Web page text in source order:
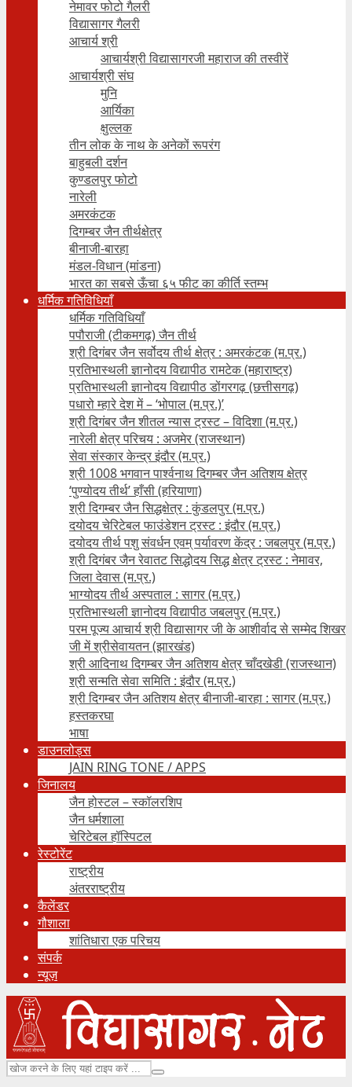
नेमावर फोटो गैलरी
विद्यासागर गैलरी
आचार्य श्री
आचार्यश्री विद्यासागरजी महाराज की तस्वीरें
आचार्यश्री संघ
मुनि
आर्यिका
क्षुल्लक
तीन लोक के नाथ के अनेकों रूपरंग
बाहुबली दर्शन
कुण्डलपुर फोटो
नारेली
अमरकंटक
दिगम्बर जैन तीर्थक्षेत्र
बीनाजी-बारहा
मंडल-विधान (मांडना)
भारत का सबसे ऊँचा ६५ फीट का कीर्ति स्तम्भ
धर्मिक गतिविधियाँ
धर्मिक गतिविधियाँ
पपौराजी (टीकमगढ़) जैन तीर्थ
श्री दिगंबर जैन सर्वोदय तीर्थ क्षेत्र : अमरकंटक (म.प्र.)
प्रतिभास्थली ज्ञानोदय विद्यापीठ रामटेक (महाराष्ट्र)
प्रतिभास्थली ज्ञानोदय विद्यापीठ डोंगरगढ़ (छत्तीसगढ़)
पधारो म्हारे देश में – ‘भोपाल (म.प्र.)’
श्री दिगंबर जैन शीतल न्यास ट्रस्ट – विदिशा (म.प्र.)
नारेली क्षेत्र परिचय : अजमेर (राजस्थान)
सेवा संस्कार केन्द्र इंदौर (म.प्र.)
श्री 1008 भगवान पार्श्वनाथ दिगम्बर जैन अतिशय क्षे‍त्र
‘पुण्योदय तीर्थ’ हाँसी (हरियाणा)
श्री दिगम्बर जैन सिद्धक्षेत्र : कुंडलपुर (म.प्र.)
दयोदय चेरिटेबल फाउंडेशन ट्रस्ट : इंदौर (म.प्र.)
दयोदय तीर्थ पशु संवर्धन एवम्‌ पर्यावरण केंद्र : जबलपुर (म.प्र.)
श्री दिगंबर जैन रेवातट सिद्धोदय सिद्ध क्षेत्र ट्रस्ट : नेमावर,
जिला देवास (म.प्र.)
भाग्योदय तीर्थ अस्पताल : सागर (म.प्र.)
प्रतिभास्थली ज्ञानोदय विद्यापीठ जबलपुर (म.प्र.)
परम पूज्य आचार्य श्री विद्यासागर जी के आशीर्वाद से सम्मेद शिखर
जी में श्रीसेवायतन (झारखंड)
श्री आदिनाथ दिगम्बर जैन अतिशय क्षेत्र चाँदखेडी (राजस्थान)
श्री सन्मति सेवा समिति : इंदौर (म.प्र.)
श्री दिगम्बर जैन अतिशय क्षेत्र बीनाजी-बारहा : सागर (म.प्र.)
हस्तकरघा
भाषा
डाउनलोड्स
JAIN RING TONE / APPS
जिनालय
जैन होस्टल – स्कॉलरशिप
जैन धर्मशाला
चेरिटेबल हॉस्पिटल
रेस्टोरेंट
राष्ट्रीय
अंतरराष्ट्रीय
कैलेंडर
गौशाला
शांतिधारा एक परिचय
संपर्क
न्यूज़